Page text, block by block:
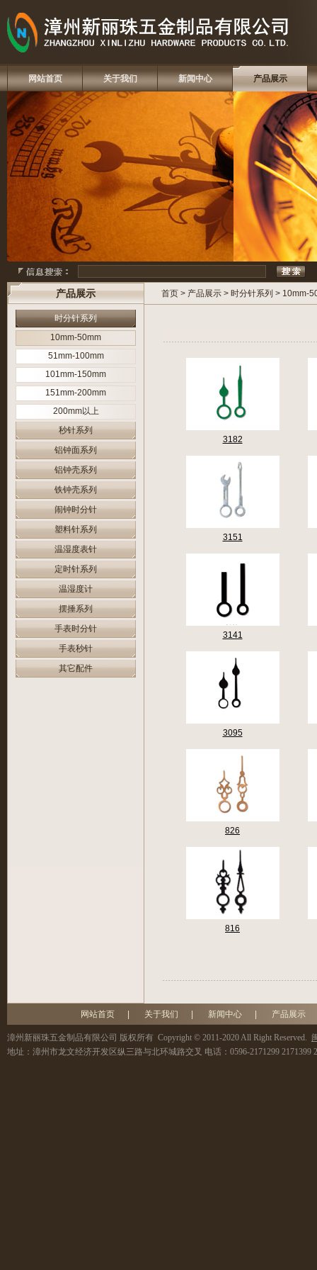
网站首页 关于我们 新闻中心 产品展示
产品展示
时分针系列
10mm-50mm
51mm-100mm
101mm-150mm
151mm-200mm
200mm以上
秒针系列
铝钟面系列
铝钟壳系列
铁钟壳系列
闹钟时分针
塑料针系列
温湿度表针
定时针系列
温湿度计
摆捶系列
手表时分针
手表秒针
其它配件
首页 > 产品展示 > 时分针系列 > 10mm-
3182
3151
3141
3095
826
816
网站首页 关于我们 新闻中心 产品展示
漳州新丽珠五金制品有限公司 版权所有 Copyright © 2011-2020 All Right Reserved.
地址： 漳州市龙文经济开发区纵三路与北环城路交叉 电话： 0596-2171299 2171399